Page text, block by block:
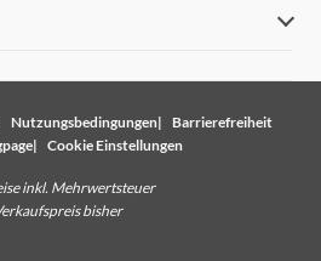
Nutzungsbedingungen
Barrierefreiheit
Cookie Einstellungen
inkl. Mehrwertsteuer
bisher